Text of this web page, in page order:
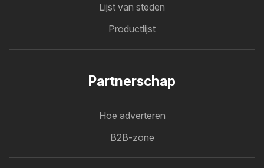
Lijst van steden
Productlijst
Partnerschap
Hoe adverteren
B2B-zone